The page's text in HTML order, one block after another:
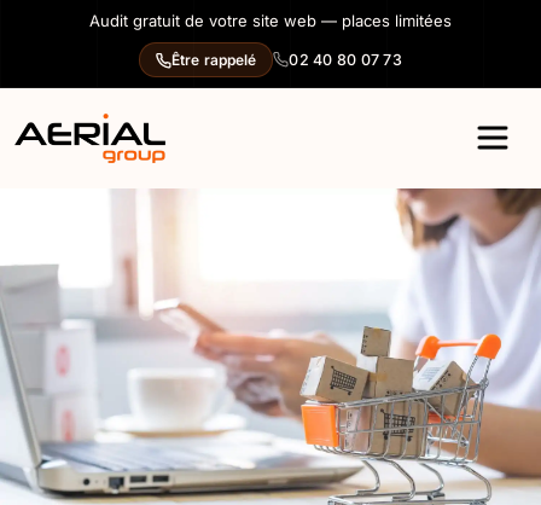
Audit gratuit de votre site web — places limitées
Être rappelé 02 40 80 07 73
Panneau de gestion des cookies